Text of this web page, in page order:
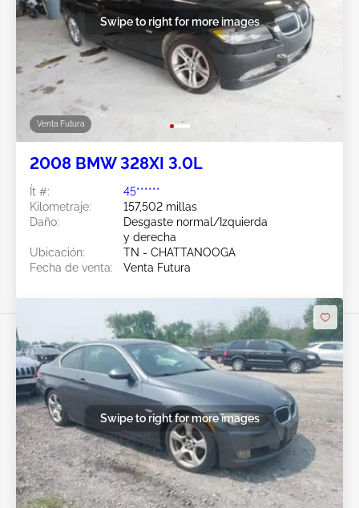
Venta Futura
Swipe to right for more images
2008 BMW 328XI 3.0L
Ít #:
45******
Kilometraje:
157,502 millas
Daño:
Desgaste normal/Izquierda
y derecha
Ubicación:
TN - CHATTANOOGA
Fecha de venta:
Venta Futura
Swipe to right for more images